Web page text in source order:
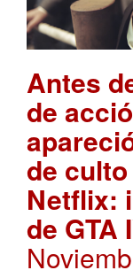
Antes
de
de
Netflix:
de GTA